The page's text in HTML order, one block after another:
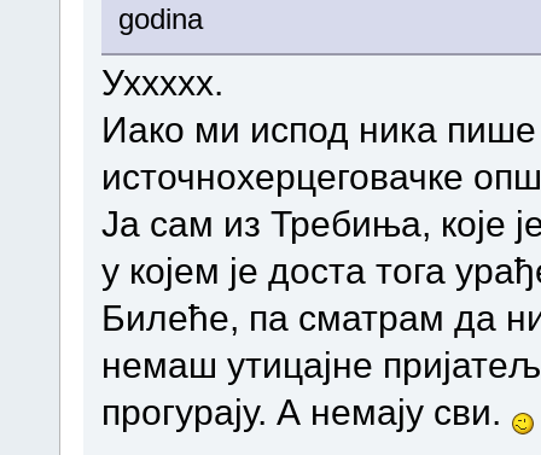
godina
Уххххх.
Иако ми испод ника
источнохерцеговачке
Ја сам из Требиња, које
у којем је доста тога
Билеће, па сматрам да
немаш утицајне
прогурају. А немају сви.